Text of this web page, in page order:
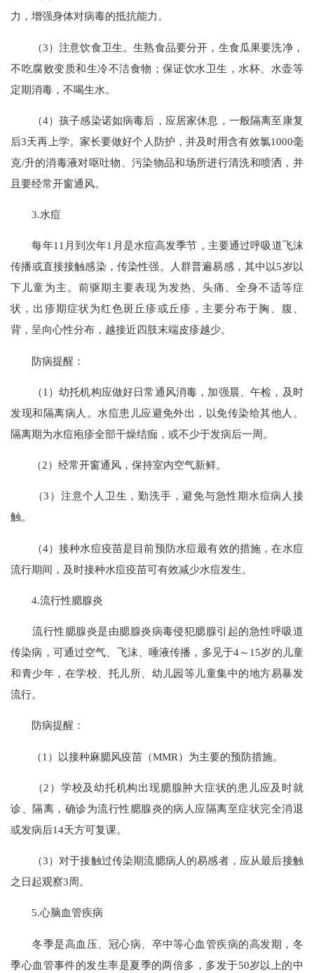
力，增强身体对病毒的抵抗能力。
（3）注意饮食卫生。生熟食品要分开，生食瓜果要洗净，
不吃腐败变质和生冷不洁食物；保证饮水卫生，水杯、水壶等
定期消毒，不喝生水。
（4）孩子感染诺如病毒后，应居家休息，一般隔离至康复
后3天再上学。家长要做好个人防护，并及时用含有效氯1000毫
克/升的消毒液对呕吐物、污染物品和场所进行清洗和喷洒，并
且要经常开窗通风。
3.水痘
每年11月到次年1月是水痘高发季节，主要通过呼吸道飞沫
传播或直接接触感染，传染性强。人群普遍易感，其中以5岁以
下儿童为主。前驱期主要表现为发热、头痛、全身不适等症
状，出疹期症状为红色斑丘疹或丘疹，主要分布于胸、腹、
背，呈向心性分布，越接近四肢末端皮疹越少。
防病提醒：
（1）幼托机构应做好日常通风消毒，加强晨、午检，及时
发现和隔离病人。水痘患儿应避免外出，以免传染给其他人。
隔离期为水痘疱疹全部干燥结痂，或不少于发病后一周。
（2）经常开窗通风，保持室内空气新鲜。
（3）注意个人卫生，勤洗手，避免与急性期水痘病人接
触。
（4）接种水痘疫苗是目前预防水痘最有效的措施，在水痘
流行期间，及时接种水痘疫苗可有效减少水痘发生。
4.流行性腮腺炎
流行性腮腺炎是由腮腺炎病毒侵犯腮腺引起的急性呼吸道
传染病，可通过空气、飞沫、唾液传播，多见于4～15岁的儿童
和青少年，在学校、托儿所、幼儿园等儿童集中的地方易暴发
流行。
防病提醒：
（1）以接种麻腮风疫苗（MMR）为主要的预防措施。
（2）学校及幼托机构出现腮腺肿大症状的患儿应及时就
诊、隔离，确诊为流行性腮腺炎的病人应隔离至症状完全消退
或发病后14天方可复课。
（3）对于接触过传染期流腮病人的易感者，应从最后接触
之日起观察3周。
5.心脑血管疾病
冬季是高血压、冠心病、卒中等心血管疾病的高发期，冬
季心血管事件的发生率是夏季的两倍多，多发于50岁以上的中